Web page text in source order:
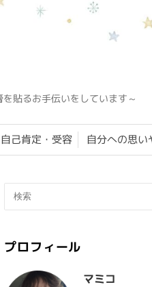
貼るお手伝いをしています～
自己肯定・受容 自分への思い
プロフィール
マミコ